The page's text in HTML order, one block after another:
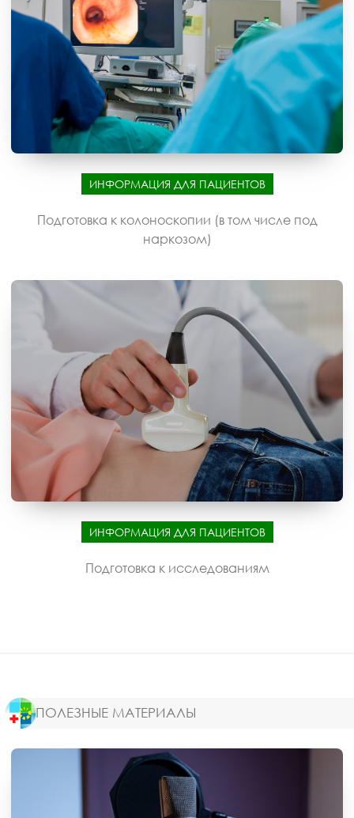
ИНФОРМАЦИЯ ДЛЯ ПАЦИЕНТОВ
Подготовка к колоноскопии (в том числе под
наркозом)
ИНФОРМАЦИЯ ДЛЯ ПАЦИЕНТОВ
Подготовка к исследованиям
ПОЛЕЗНЫЕ МАТЕРИАЛЫ